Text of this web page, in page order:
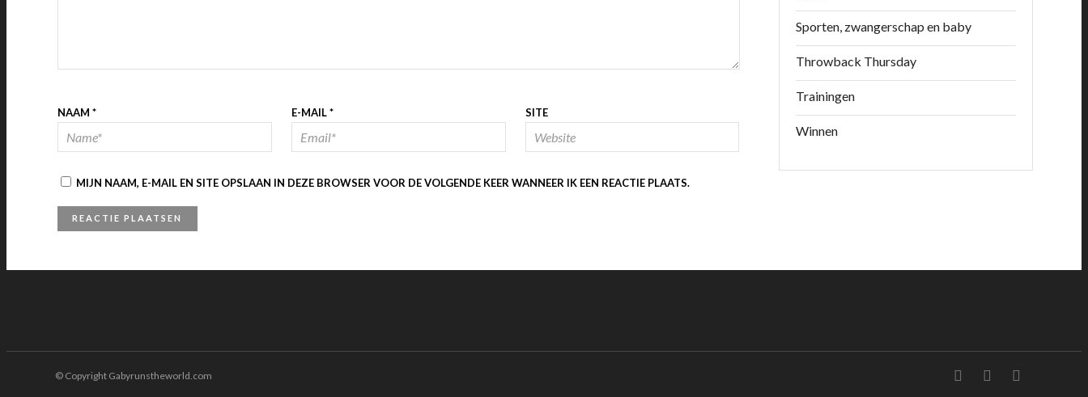
NAAM * E-MAIL* SITE
MIJN NAAM, E-MAIL EN SITE OPSLAAN IN DEZE BROWSER VOOR DE VOLGENDE KEER WANNEER IK EEN REACTIE PLAATS.
Sporten, zwangerschap en baby
Throwback Thursday
Trainingen
Winnen
© Copyright Gabyrunstheworld.com